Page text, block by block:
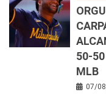
50-50
MLB
07/